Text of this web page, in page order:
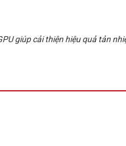
giúp cải thiện hiệu quả tản